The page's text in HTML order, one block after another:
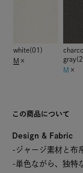
white(01)
M ×
M ×
この商品について
Design & Fabric
-ジャージ素材と布
-単色ながら、独特